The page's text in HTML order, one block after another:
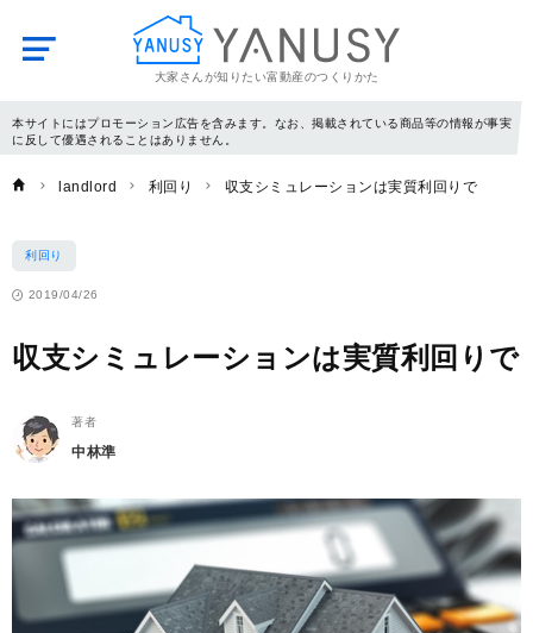
大家さんが知りたい富動産のつくりかた
YANUSY
本サイトにはプロモーション広告を含みます。なお、掲載されている商品等の情報が事実
に反して優遇されることはありません。
landlord 利回り 収支シミュレーションは実質利回りで
利回り
2019/04/26
収支シミュレーションは実質利回りで
著者
中林準